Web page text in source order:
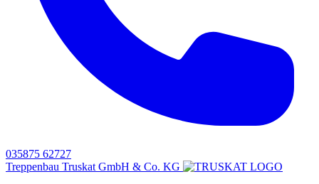
035875 62727
Treppenbau Truskat GmbH & Co. KG